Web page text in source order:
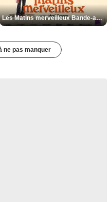
Les Matins merveilleux Bande-annonce VF
ne pas manquer